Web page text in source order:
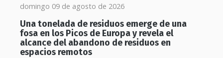
domingo 09 de agosto de 2026
Una tonelada de residuos emerge de una
fosa en los Picos de Europa y revela el
alcance del abandono de residuos en
espacios remotos